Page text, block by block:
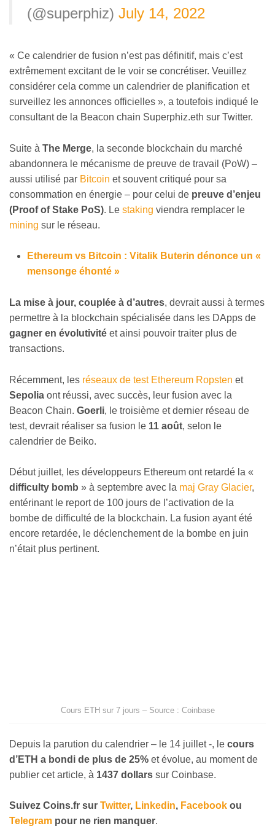
(@superphiz) July 14, 2022
« Ce calendrier de fusion n’est pas définitif, mais c’est
extrêmement excitant de le voir se concrétiser. Veuillez
considérer cela comme un calendrier de planification et
surveillez les annonces officielles », a toutefois indiqué le
consultant de la Beacon chain Superphiz.eth sur Twitter.
Suite à The Merge, la seconde blockchain du marché
abandonnera le mécanisme de preuve de travail (PoW) –
aussi utilisé par Bitcoin et souvent critiqué pour sa
consommation en énergie – pour celui de preuve d’enjeu
(Proof of Stake PoS). Le staking viendra remplacer le
mining sur le réseau.
Ethereum vs Bitcoin : Vitalik Buterin dénonce un «
mensonge éhonté »
La mise à jour, couplée à d’autres, devrait aussi à termes
permettre à la blockchain spécialisée dans les DApps de
gagner en évolutivité et ainsi pouvoir traiter plus de
transactions.
Récemment, les réseaux de test Ethereum Ropsten et
Sepolia ont réussi, avec succès, leur fusion avec la
Beacon Chain. Goerli, le troisième et dernier réseau de
test, devrait réaliser sa fusion le 11 août, selon le
calendrier de Beiko.
Début juillet, les développeurs Ethereum ont retardé la «
difficulty bomb » à septembre avec la maj Gray Glacier,
entérinant le report de 100 jours de l’activation de la
bombe de difficulté de la blockchain. La fusion ayant été
encore retardée, le déclenchement de la bombe en juin
n’était plus pertinent.
Cours ETH sur 7 jours – Source : Coinbase
Depuis la parution du calendrier – le 14 juillet -, le cours
d’ETH a bondi de plus de 25% et évolue, au moment de
publier cet article, à 1437 dollars sur Coinbase.
Suivez Coins.fr sur Twitter, Linkedin, Facebook ou
Telegram pour ne rien manquer.